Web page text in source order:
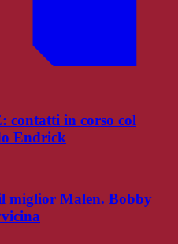
contatti in corso col
Endrick
miglior Malen. Bobby